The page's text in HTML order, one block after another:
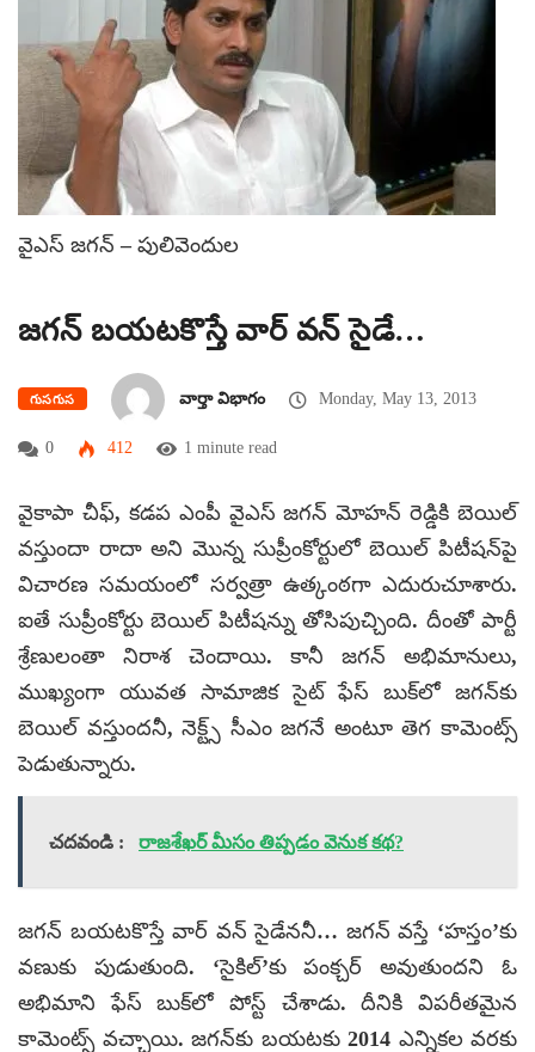
వైఎస్ జగన్ – పులివెందుల
జగన్ బయటకొస్తే వార్ వన్ సైడే…
గుసగుస వార్తా విభాగం Monday, May 13, 2013
0 412 1 minute read
వైకాపా చీఫ్, కడప ఎంపీ వైఎస్ జగన్ మోహన్ రెడ్డికి బెయిల్
వస్తుందా రాదా అని మొన్న సుప్రీంకోర్టులో బెయిల్ పిటీషన్‌పై
విచారణ సమయంలో సర్వత్రా ఉత్కంఠగా ఎదురుచూశారు.
ఐతే సుప్రీంకోర్టు బెయిల్‌ పిటీషన్ను తోసిపుచ్చింది. దీంతో పార్టీ
శ్రేణులంతా నిరాశ చెందాయి. కానీ జగన్ అభిమానులు,
ముఖ్యంగా యువత సామాజిక సైట్ ఫేస్ బుక్‌లో జగన్‌కు
బెయిల్ వస్తుందనీ, నెక్ట్స్ సీఎం జగనే అంటూ తెగ కామెంట్స్
పెడుతున్నారు.
చదవండి : రాజశేఖర్ మీసం తిప్పడం వెనుక కథ?
జగన్ బయటకొస్తే వార్ వన్ సైడేననీ… జగన్ వస్తే ‘హస్తం’కు
వణుకు పుడుతుంది. ‘సైకిల్‌’కు పంక్చర్ అవుతుందని ఓ
అభిమాని ఫేస్ బుక్‌లో పోస్ట్ చేశాడు. దీనికి విపరీతమైన
కామెంట్స్ వచ్చాయి. జగన్‌కు బయటకు 2014 ఎన్నికల వరకు